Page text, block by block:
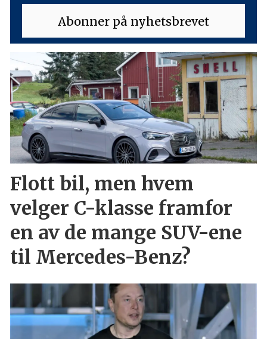
Flott bil, men hvem
velger C-klasse framfor
en av de mange SUV-ene
til Mercedes-Benz?